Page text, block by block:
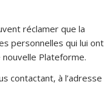
réclamer que la
personnelles qui lui ont
Plateforme.
contactant, à l’adresse